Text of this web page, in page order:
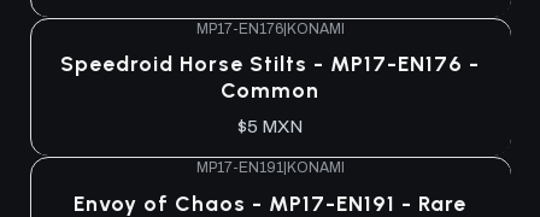
MP17-EN176| KONAMI
Speedroid Horse Stilts - MP17-EN176 -
Common
$5 MXN
MP17-EN191| KONAMI
Envoy of Chaos - MP17-EN191 - Rare